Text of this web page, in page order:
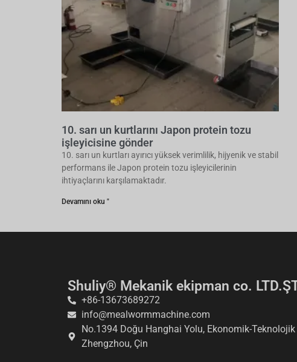
10. sarı un kurtlarını Japon protein tozu
işleyicisine gönder
10. sarı un kurtları ayırıcı yüksek verimlilik, hijyenik ve stabil
performans ile Japon protein tozu işleyicilerinin
ihtiyaçlarını karşılamaktadır.
Devamını oku "
Shuliy® Mekanik ekipman co.
+86-13673689272
info@mealwormmachine.com
No.1394 Doğu Hanghai Yolu, Ekonomik-Teknolojik
Zhengzhou, Çin